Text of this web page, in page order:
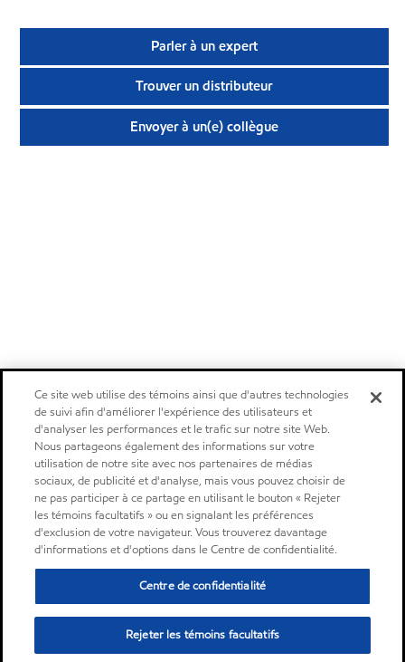
Parler à un expert
Trouver un distributeur
Envoyer à un(e) collègue
Ce site web utilise des témoins ainsi que d'autres technologies
de suivi afin d'améliorer l'expérience des utilisateurs et
d'analyser les performances et le trafic sur notre site Web.
Nous partageons également des informations sur votre
utilisation de notre site avec nos partenaires de médias
sociaux, de publicité et d'analyse, mais vous pouvez choisir de
ne pas participer à ce partage en utilisant le bouton « Rejeter
les témoins facultatifs » ou en signalant les préférences
d'exclusion de votre navigateur. Vous trouverez davantage
d'informations et d'options dans le Centre de confidentialité.
Centre de confidentialité
Rejeter les témoins facultatifs